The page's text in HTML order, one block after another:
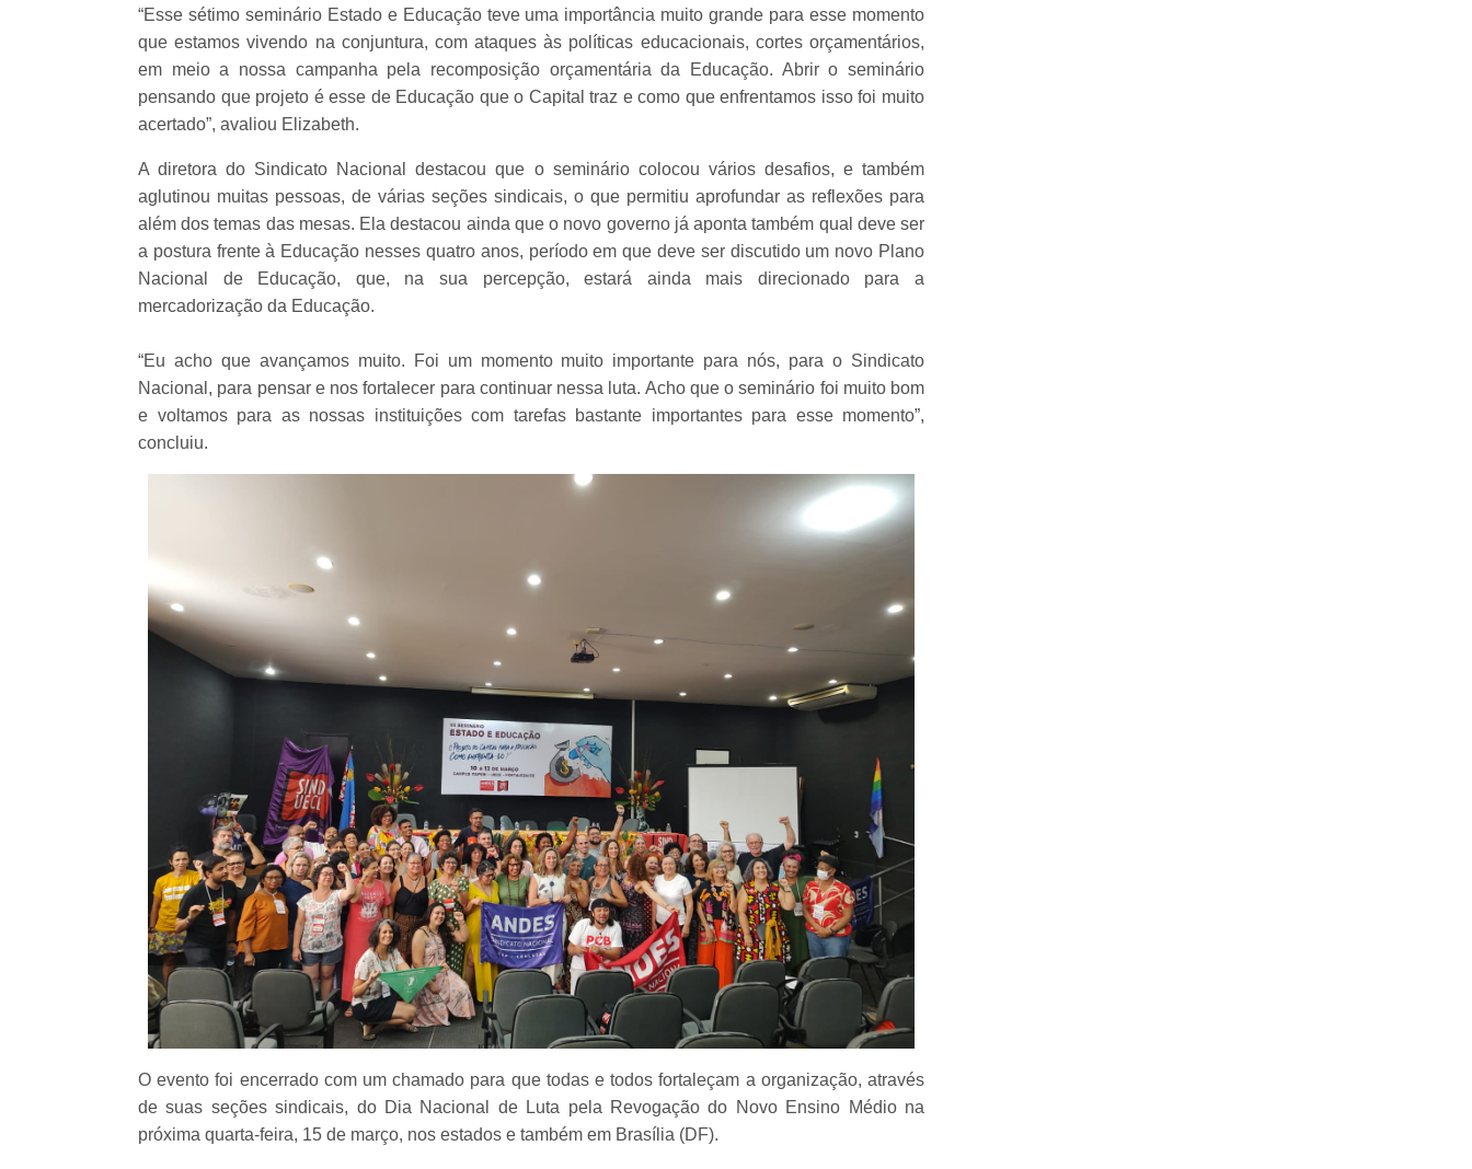
“Esse sétimo seminário Estado e Educação teve uma importância muito grande para esse momento
que estamos vivendo na conjuntura, com ataques às políticas educacionais, cortes orçamentários,
em meio a nossa campanha pela recomposição orçamentária da Educação. Abrir o seminário
pensando que projeto é esse de Educação que o Capital traz e como que enfrentamos isso foi muito
acertado”, avaliou Elizabeth.
A diretora do Sindicato Nacional destacou que o seminário colocou vários desafios, e também
aglutinou muitas pessoas, de várias seções sindicais, o que permitiu aprofundar as reflexões para
além dos temas das mesas. Ela destacou ainda que o novo governo já aponta também qual deve ser
a postura frente à Educação nesses quatro anos, período em que deve ser discutido um novo Plano
Nacional de Educação, que, na sua percepção, estará ainda mais direcionado para a
mercadorização da Educação.
“Eu acho que avançamos muito. Foi um momento muito importante para nós, para o Sindicato
Nacional, para pensar e nos fortalecer para continuar nessa luta. Acho que o seminário foi muito bom
e voltamos para as nossas instituições com tarefas bastante importantes para esse momento”,
concluiu.
O evento foi encerrado com um chamado para que todas e todos fortaleçam a organização, através
de suas seções sindicais, do Dia Nacional de Luta pela Revogação do Novo Ensino Médio na
próxima quarta-feira, 15 de março, nos estados e também em Brasília (DF).